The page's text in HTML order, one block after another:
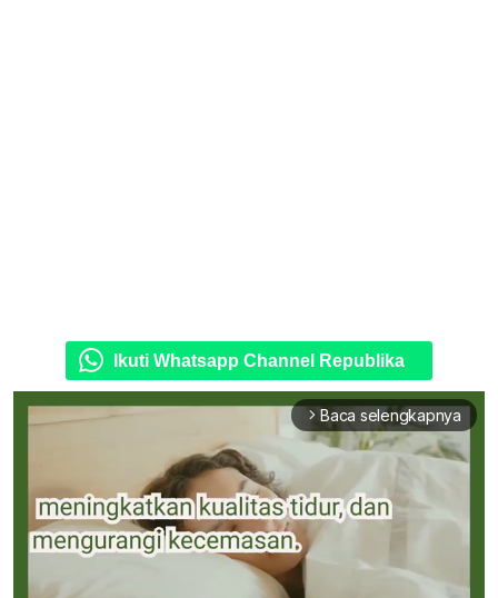
Ikuti Whatsapp Channel Republika
arrow_forward_ios Baca selengkapnya